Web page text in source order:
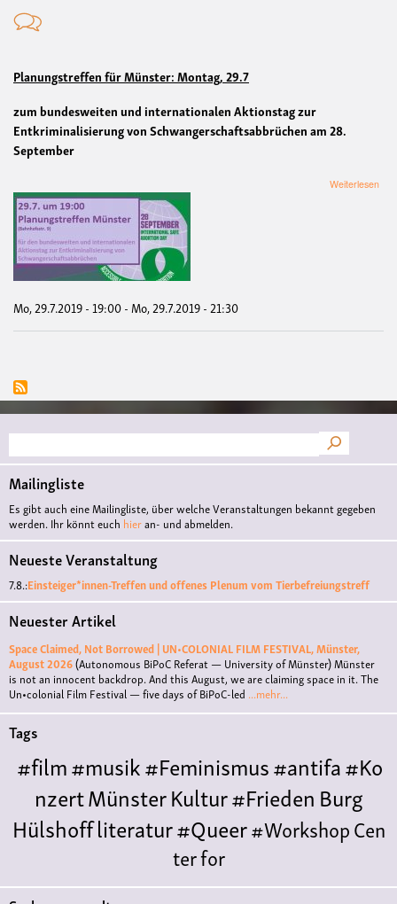
Planungstreffen für Münster: Montag, 29.7
zum bundesweiten und internationalen Aktionstag zur
Entkriminalisierung von Schwangerschaftsabbrüchen am 28.
September
Weiterlesen
Mo, 29.7.2019 - 19:00-Mo, 29.7.2019 - 21:30
Suche
Mailingliste
Es gibt auch eine Mailingliste, über welche Veranstaltungen bekannt gegeben
werden. Ihr könnt euch hieran- und abmelden.
Neueste Veranstaltung
7.8.:Einsteiger*innen-Treffen und offenes Plenum vom Tierbefreiungstreff
Neuester Artikel
Space Claimed, Not Borrowed | UN•COLONIAL FILM FESTIVAL, Münster,
August 2026(Autonomous BiPoC Referat — University of Münster)Münster
is not an innocent backdrop. And this August, we are claiming space in it. The
Un•colonial Film Festival — five days of BiPoC-led ...mehr...
Tags
#film#musik#Feminismus#antifa#Ko
nzertMünsterKultur#FriedenBurg
Hülshoffliteratur#Queer#WorkshopCen
ter for
LiteraturePolyamoriePolytreff#liveKonzert